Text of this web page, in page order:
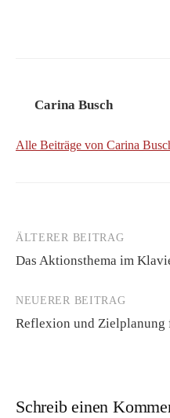
Carina Busch
Alle Beiträge von Carina
Beitrags-
Navigation
ÄLTERER BEITRAG
Das Aktionsthema im
NEUERER BEITRAG
Reflexion und
Schreib einen